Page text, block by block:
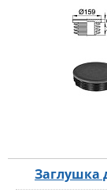
Заглушка